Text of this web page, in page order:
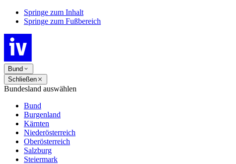
Springe zum Inhalt
Springe zum Fußbereich
Bund
Schließen
Bundesland auswählen
Bund
Burgenland
Kärnten
Niederösterreich
Oberösterreich
Salzburg
Steiermark